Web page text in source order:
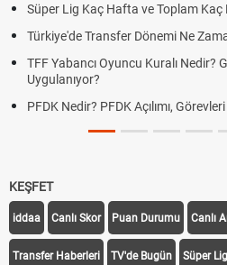
Süper Lig Kaç Hafta ve Toplam Kaç
Türkiye'de Transfer Dönemi Ne
TFF Yabancı Oyuncu Kuralı Nedir?
Uygulanıyor?
PFDK Nedir? PFDK Açılımı,
KEŞFET
iddaa Canlı Skor Puan Durumu Canlı
Transfer Haberleri TV'de Bugün Süper